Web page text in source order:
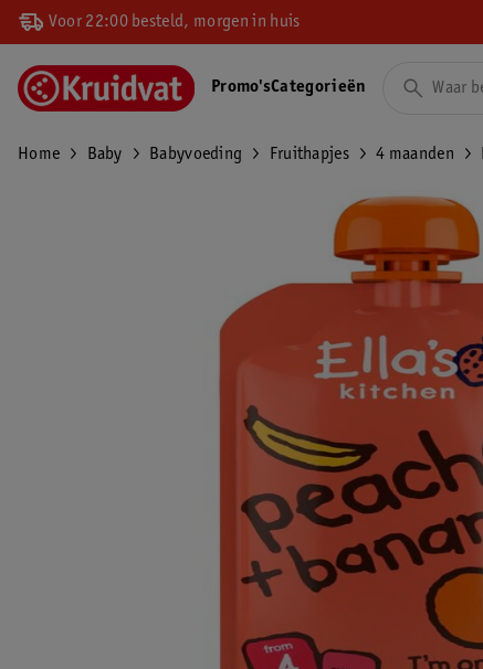
Voor 22:00 besteld, morgen in huis
Promo'sCategorieën
Home Baby Babyvoeding Fruithapjes 4 maanden